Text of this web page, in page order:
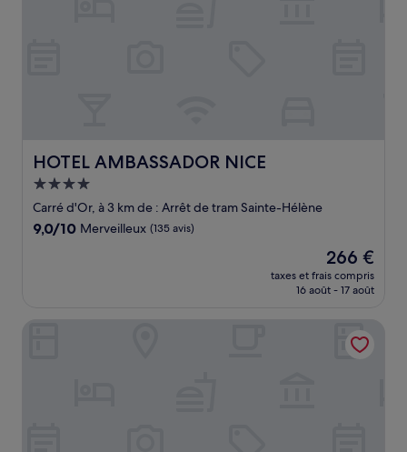
HOTEL AMBASSADOR NICE
HOTEL AMBASSADOR NICE
Hébergement
4.0 étoiles
Carré d'Or, à 3 km de : Arrêt de tram Sainte-Hélène
9.0
9,0/10 Merveilleux (135 avis)
Le
nouveau
prix
de
266 €
266 €
taxes et frais compris
16 août - 17 août